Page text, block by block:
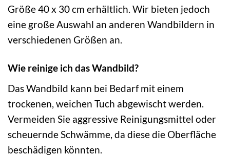
Größe 40 x 30 cm erhältlich. Wir bieten jedoch
eine große Auswahl an anderen Wandbildern in
verschiedenen Größen an.
Wie reinige ich das Wandbild?
Das Wandbild kann bei Bedarf mit einem
trockenen, weichen Tuch abgewischt werden.
Vermeiden Sie aggressive Reinigungsmittel oder
scheuernde Schwämme, da diese die Oberfläche
beschädigen könnten.